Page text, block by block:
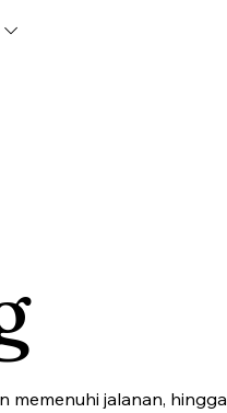
memenuhi jalanan, hingga